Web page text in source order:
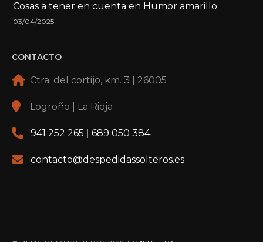
Cosas a tener en cuenta en Humor amarillo
03/04/2025
CONTACTO
Ctra. del cortijo, km. 3 | 26005
Logroño | La Rioja
941 252 265 689 050 384
contacto@despedidassolteros.es